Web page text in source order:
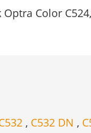
Color
, C532 DN ,